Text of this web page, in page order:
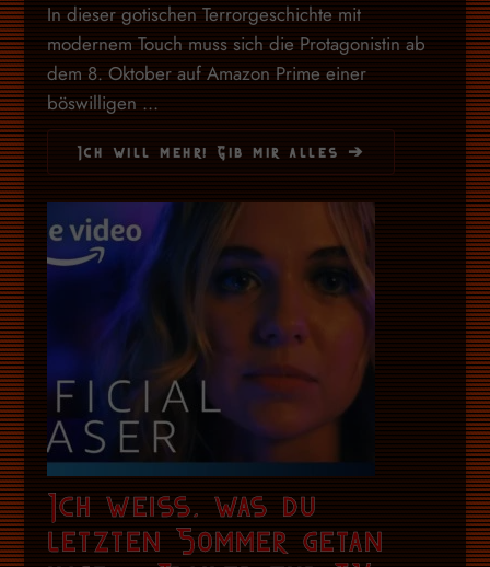
In dieser gotischen Terrorgeschichte mit
modernem Touch muss sich die Protagonistin ab
dem 8. Oktober auf Amazon Prime einer
böswilligen ...
Ich will mehr! Gib mir alles ➔
Ich weiss, was du
letzten Sommer getan